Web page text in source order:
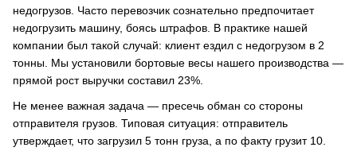
недогрузов. Часто перевозчик сознательно предпочитает
недогрузить машину, боясь штрафов. В практике нашей
компании был такой случай: клиент ездил с недогрузом в 2
тонны. Мы установили бортовые весы нашего производства —
прямой рост выручки составил 23%.
Не менее важная задача — пресечь обман со стороны
отправителя грузов. Типовая ситуация: отправитель
утверждает, что загрузил 5 тонн груза, а по факту грузит 10.